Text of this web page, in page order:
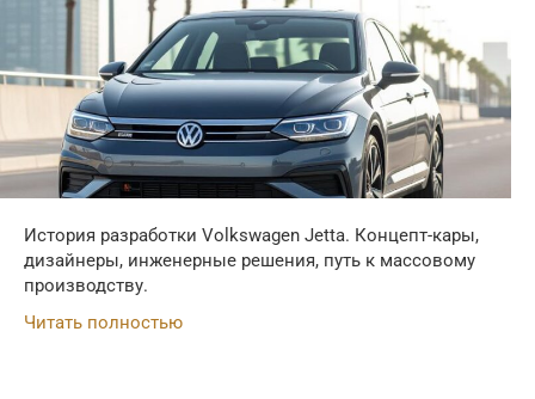
История разработки Volkswagen Jetta. Концепт-кары,
дизайнеры, инженерные решения, путь к массовому
производству.
Читать полностью